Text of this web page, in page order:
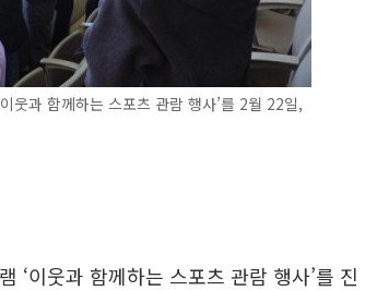
웃과 함께하는 스포츠 관람 행사’를 2월 22일,
‘이웃과 함께하는 스포츠 관람 행사’를 진